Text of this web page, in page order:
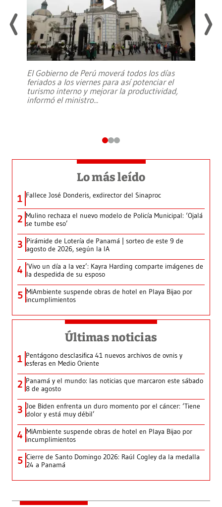
El Gobierno de Perú moverá todos los días
feriados a los viernes para así potenciar el
turismo interno y mejorar la productividad,
informó el ministro...
Lo más leído
1 Fallece José Donderis, exdirector del Sinaproc
2 Mulino rechaza el nuevo modelo de Policía Municipal: ‘Ojalá
se tumbe eso’
3 Pirámide de Lotería de Panamá | sorteo de este 9 de
agosto de 2026, según la IA
4 ‘Vivo un día a la vez’: Kayra Harding comparte imágenes de
la despedida de su esposo
5 MiAmbiente suspende obras de hotel en Playa Bijao por
incumplimientos
Últimas noticias
1 Pentágono desclasifica 41 nuevos archivos de ovnis y
esferas en Medio Oriente
2 Panamá y el mundo: las noticias que marcaron este sábado
8 de agosto
3 Joe Biden enfrenta un duro momento por el cáncer: ‘Tiene
dolor y está muy débil’
4 MiAmbiente suspende obras de hotel en Playa Bijao por
incumplimientos
5 Cierre de Santo Domingo 2026: Raúl Cogley da la medalla
24 a Panamá